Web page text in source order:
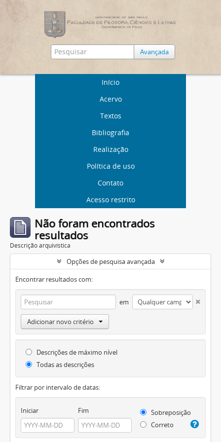
Avançada
Início
Acervo
Textos
Bibliografia
Realização
Política de uso
Contato
Acesso restrito
Não foram encontrados
resultados
Descrição arquivística
Opções de pesquisa avançada
Encontrar resultados com:
em
Adicionar novo critério
Descrições de máximo nível
Todas as descrições
Filtrar por intervalo de datas:
Iniciar Fim
Sobreposição
Correto